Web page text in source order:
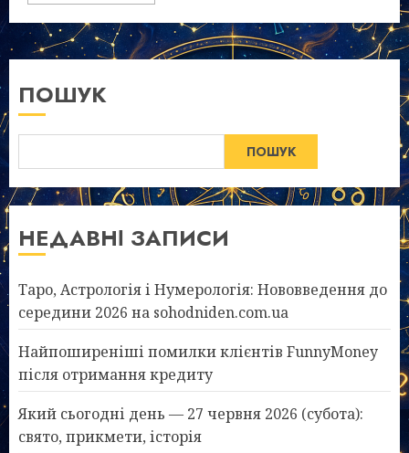
ПОШУК
ПОШУК
НЕДАВНІ ЗАПИСИ
Таро, Астрологія і Нумерологія: Нововведення до
середини 2026 на sohodniden.com.ua
Найпоширеніші помилки клієнтів FunnyMoney
після отримання кредиту
Який сьогодні день — 27 червня 2026 (субота):
свято, прикмети, історія